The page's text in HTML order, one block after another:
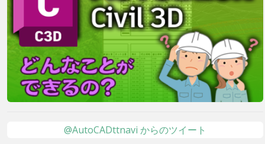
@AutoCADttnavi からのツイート